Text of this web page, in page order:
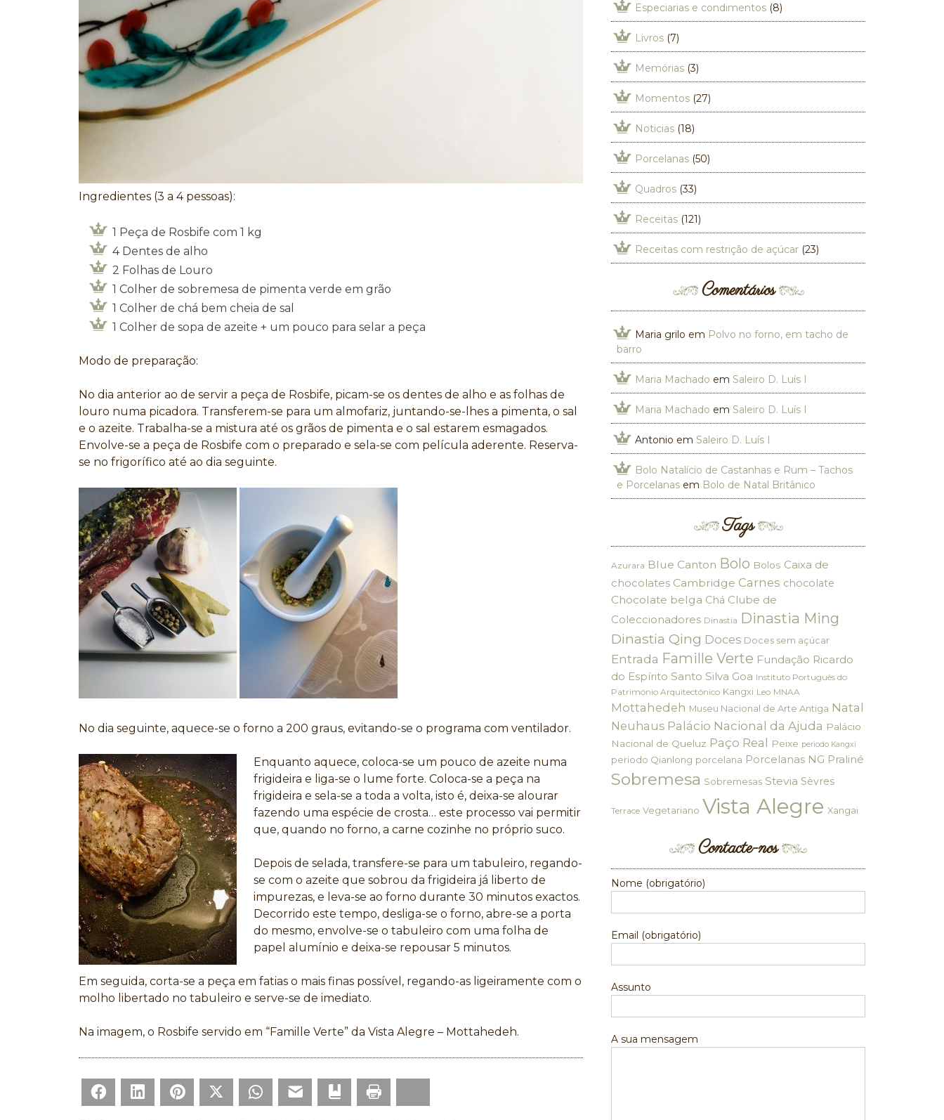
Ingredientes (3 a 4 pessoas):
1 Peça de Rosbife com 1 kg
4 Dentes de alho
2 Folhas de Louro
1 Colher de sobremesa de pimenta verde em grão
1 Colher de chá bem cheia de sal
1 Colher de sopa de azeite + um pouco para selar a peça
Modo de preparação:
No dia anterior ao de servir a peça de Rosbife, picam-se os dentes de alho e as folhas de
louro numa picadora. Transferem-se para um almofariz, juntando-se-lhes a pimenta, o sal
e o azeite. Trabalha-se a mistura até os grãos de pimenta e o sal estarem esmagados.
Envolve-se a peça de Rosbife com o preparado e sela-se com película aderente. Reserva-
se no frigorífico até ao dia seguinte.
No dia seguinte, aquece-se o forno a 200 graus, evitando-se o programa com ventilador.
Enquanto aquece, coloca-se um pouco de azeite numa
frigideira e liga-se o lume forte. Coloca-se a peça na
frigideira e sela-se a toda a volta, isto é, deixa-se alourar
fazendo uma espécie de crosta… este processo vai permitir
que, quando no forno, a carne cozinhe no próprio suco.
Depois de selada, transfere-se para um tabuleiro, regando-
se com o azeite que sobrou da frigideira já liberto de
impurezas, e leva-se ao forno durante 30 minutos exactos.
Decorrido este tempo, desliga-se o forno, abre-se a porta
do mesmo, envolve-se o tabuleiro com uma folha de
papel alumínio e deixa-se repousar 5 minutos.
Em seguida, corta-se a peça em fatias o mais finas possível, regando-as ligeiramente com o
molho libertado no tabuleiro e serve-se de imediato.
Na imagem, o Rosbife servido em “Famille Verte” da Vista Alegre – Mottahedeh.
Facebook LinkedIn Pinterest Twitter WhatsApp Bookmark
Especiarias e condimentos (8)
Livros (7)
Memórias (3)
Momentos (27)
Noticias (18)
Porcelanas (50)
Quadros (33)
Receitas (121)
Receitas com restrição de açúcar (23)
Comentários
Maria grilo em Polvo no forno, em tacho de
barro
Maria Machado em Saleiro D. Luís I
Maria Machado em Saleiro D. Luís I
Antonio em Saleiro D. Luís I
Bolo Natalício de Castanhas e Rum – Tachos
e Porcelanas em Bolo de Natal Britânico
Tags
Azurara Blue Canton Bolo Bolos Caixa de
chocolates Cambridge Carnes chocolate
Chocolate belga Chá Clube de
Coleccionadores Dinastia Dinastia Ming
Dinastia Qing Doces Doces sem açúcar
Entrada Famille Verte Fundação Ricardo
do Espírito Santo Silva Goa Instituto Português do
Património Arquitectónico Kangxi Leo MNAA
Mottahedeh Museu Nacional de Arte Antiga Natal
Neuhaus Palácio Nacional da Ajuda Palácio
Nacional de Queluz Paço Real Peixe periodo Kangxi
periodo Qianlong porcelana Porcelanas NG Praliné
Sobremesa Sobremesas Stevia Sèvres
Terrace Vegetariano Vista Alegre Xangai
Contacte-nos
Nome (obrigatório)
Email (obrigatório)
Assunto
A sua mensagem